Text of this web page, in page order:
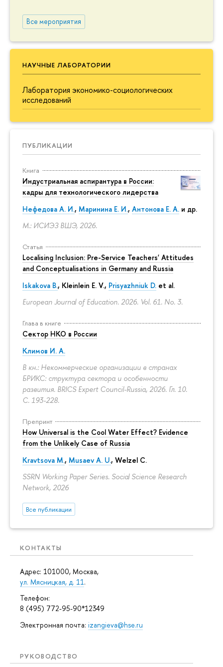
Все мероприятия
НАУЧНЫЕ ЛАБОРАТОРИИ
Лаборатория экономико-социологических
исследований
ПУБЛИКАЦИИ
Книга
Индустриальная аспирантура в России:
кадры для технологического лидерства
Нефедова А. И., Маринина Е. И., Антонова Е. А. и др.
М.: ИСИЭЗ ВШЭ, 2026.
Статья
Localising Inclusion: Pre-Service Teachers' Attitudes
and Conceptualisations in Germany and Russia
Iskakova B., Kleinlein E. V., Prisyazhniuk D. et al.
European Journal of Education. 2026. Vol. 61. No. 3.
Глава в книге
Сектор НКО в России
Климов И. А.
В кн.: Некоммерческие организации в странах
БРИКС: структура сектора и особенности
развития. BRICS Expert Council-Russia, 2026. Гл. 10.
С. 193-228.
Препринт
How Universal is the Cool Water Effect? Evidence
from the Unlikely Case of Russia
Kravtsova M., Musaev A. U., Welzel C.
SSRN Working Paper Series. Social Science Research
Network, 2026
Все публикации
КОНТАКТЫ
Адрес: 101000, Москва,
ул. Мясницкая, д. 11.
Телефон:
8 (495) 772-95-90*12349
Электронная почта: izangieva@hse.ru
РУКОВОДСТВО